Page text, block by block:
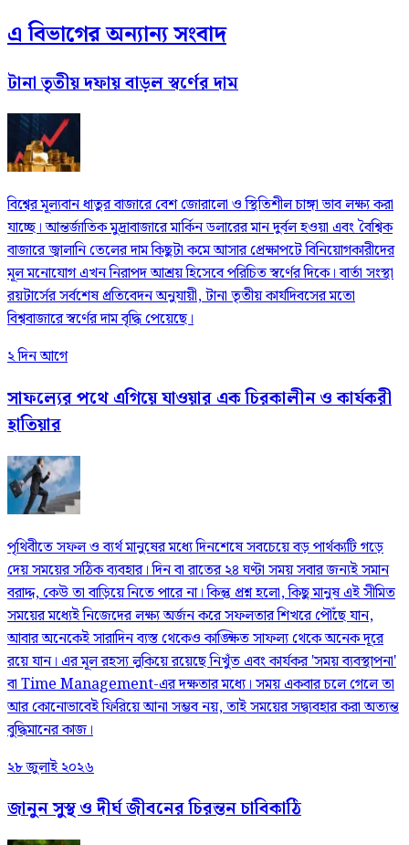
এ বিভাগের অন্যান্য সংবাদ
টানা তৃতীয় দফায় বাড়ল স্বর্ণের দাম
বিশ্বের মূল্যবান ধাতুর বাজারে বেশ জোরালো ও স্থিতিশীল চাঙ্গা ভাব লক্ষ্য করা
যাচ্ছে। আন্তর্জাতিক মুদ্রাবাজারে মার্কিন ডলারের মান দুর্বল হওয়া এবং বৈশ্বিক
বাজারে জ্বালানি তেলের দাম কিছুটা কমে আসার প্রেক্ষাপটে বিনিয়োগকারীদের
মূল মনোযোগ এখন নিরাপদ আশ্রয় হিসেবে পরিচিত স্বর্ণের দিকে। বার্তা সংস্থা
রয়টার্সের সর্বশেষ প্রতিবেদন অনুযায়ী, টানা তৃতীয় কার্যদিবসের মতো
বিশ্ববাজারে স্বর্ণের দাম বৃদ্ধি পেয়েছে।
২ দিন আগে
সাফল্যের পথে এগিয়ে যাওয়ার এক চিরকালীন ও কার্যকরী
হাতিয়ার
পৃথিবীতে সফল ও ব্যর্থ মানুষের মধ্যে দিনশেষে সবচেয়ে বড় পার্থক্যটি গড়ে
দেয় সময়ের সঠিক ব্যবহার। দিন বা রাতের ২৪ ঘণ্টা সময় সবার জন্যই সমান
বরাদ্দ, কেউ তা বাড়িয়ে নিতে পারে না। কিন্তু প্রশ্ন হলো, কিছু মানুষ এই সীমিত
সময়ের মধ্যেই নিজেদের লক্ষ্য অর্জন করে সফলতার শিখরে পৌঁছে যান,
আবার অনেকেই সারাদিন ব্যস্ত থেকেও কাঙ্ক্ষিত সাফল্য থেকে অনেক দূরে
রয়ে যান। এর মূল রহস্য লুকিয়ে রয়েছে নিখুঁত এবং কার্যকর 'সময় ব্যবস্থাপনা'
বা Time Management-এর দক্ষতার মধ্যে। সময় একবার চলে গেলে তা
আর কোনোভাবেই ফিরিয়ে আনা সম্ভব নয়, তাই সময়ের সদ্ব্যবহার করা অত্যন্ত
বুদ্ধিমানের কাজ।
২৮ জুলাই ২০২৬
জানুন সুস্থ ও দীর্ঘ জীবনের চিরন্তন চাবিকাঠি